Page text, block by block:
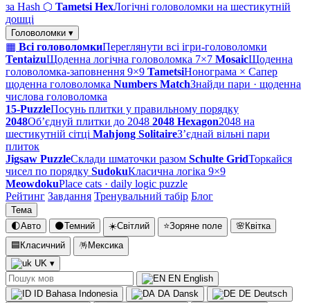
за Hash ⬡ Tametsi HexЛогічні головоломки на шестикутній
дошці
Головоломки ▾
▦ Всі головоломкиПереглянути всі ігри-головоломки
TentaizuЩоденна логічна головоломка 7×7 MosaicЩоденна
головоломка-заповнення 9×9 TametsiНонограма × Сапер
щоденна головоломка Numbers MatchЗнайди пари · щоденна
числова головоломка
15-PuzzleПосунь плитки у правильному порядку
2048Об’єднуй плитки до 2048 2048 Hexagon2048 на
шестикутній сітці Mahjong SolitaireЗ’єднай вільні пари
плиток
Jigsaw PuzzleСклади шматочки разом Schulte GridТоркайся
чисел по порядку SudokuКласична логіка 9×9
MeowdokuPlace cats · daily logic puzzle
Рейтинг Завдання Тренувальний табір Блог
Тема
🌓Авто 🌑Темний ☀️Світлий ⭐Зоряне поле 🌸 Квітка
🟦 Класичний 🪅 Мексика
UK ▾
EN English
ID Bahasa Indonesia DA Dansk DE Deutsch